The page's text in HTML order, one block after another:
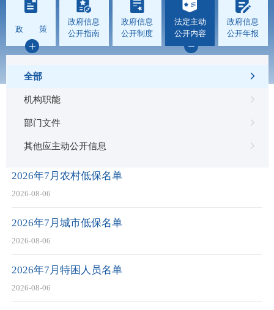
政 策
政府信息
公开指南
政府信息
公开制度
法定主动
公开内容
全部
机构职能
部门文件
其他应主动公开信息
政府信息
公开年报
法定主动公开内容
2026年7月农村低保名单
2026-08-06
2026年7月城市低保名单
2026-08-06
2026年7月特困人员名单
2026-08-06